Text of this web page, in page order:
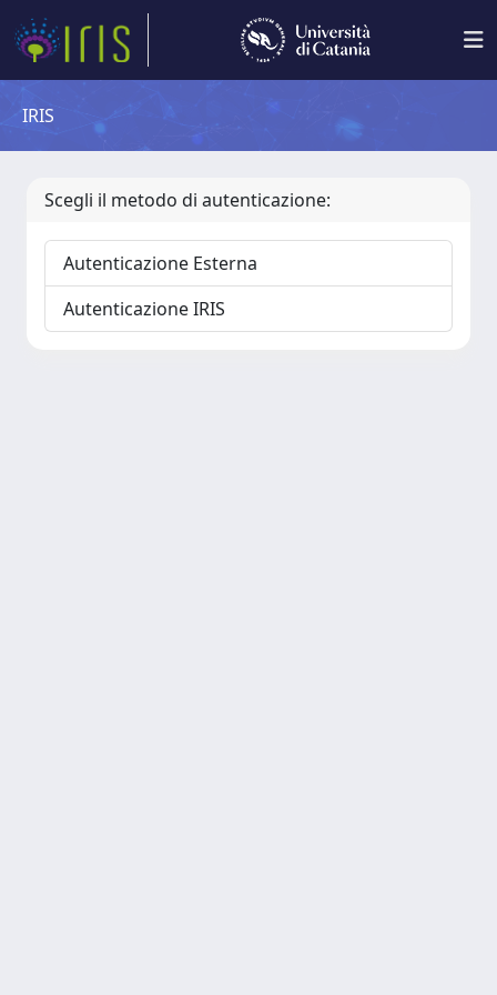
IRIS
Scegli il metodo di autenticazione:
Autenticazione Esterna
Autenticazione IRIS